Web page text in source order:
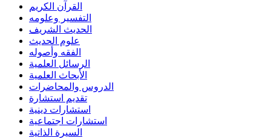
القرآن الكريم
التفسير وعلومه
الحديث الشريف
علوم الحديث
الفقه وأصوله
الرسائل العلمية
الأبحاث العلمية
الدروس والمحاضرات
تقديم استشارة
استشارات دينية
استشارات اجتماعية
السيرة الذاتية